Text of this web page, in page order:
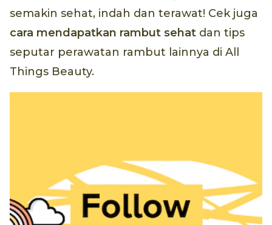
semakin sehat, indah dan terawat! Cek juga
cara mendapatkan rambut sehat dan tips
seputar perawatan rambut lainnya di All
Things Beauty.